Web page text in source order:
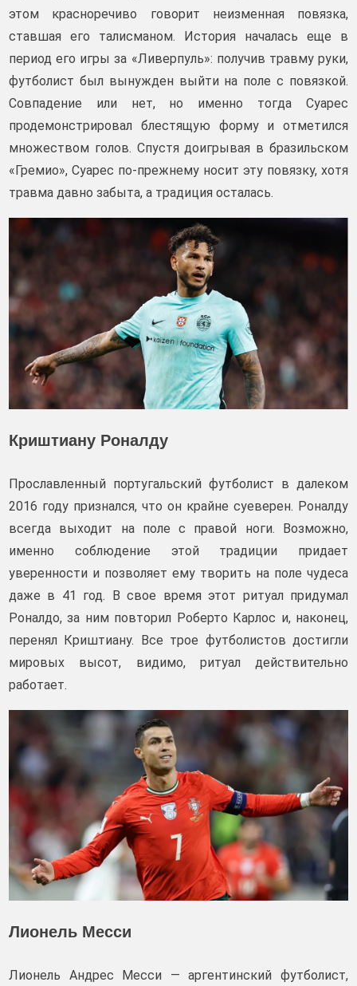
этом красноречиво говорит неизменная повязка,
ставшая его талисманом. История началась еще в
период его игры за «Ливерпуль»: получив травму руки,
футболист был вынужден выйти на поле с повязкой.
Совпадение или нет, но именно тогда Суарес
продемонстрировал блестящую форму и отметился
множеством голов. Спустя доигрывая в бразильском
«Гремио», Суарес по-прежнему носит эту повязку, хотя
травма давно забыта, а традиция осталась.
Криштиану Роналду
Прославленный португальский футболист в далеком
2016 году признался, что он крайне суеверен. Роналду
всегда выходит на поле с правой ноги. Возможно,
именно соблюдение этой традиции придает
уверенности и позволяет ему творить на поле чудеса
даже в 41 год. В свое время этот ритуал придумал
Роналдо, за ним повторил Роберто Карлос и, наконец,
перенял Криштиану. Все трое футболистов достигли
мировых высот, видимо, ритуал действительно
работает.
Лионель Месси
Лионель Андрес Месси — аргентинский футболист,